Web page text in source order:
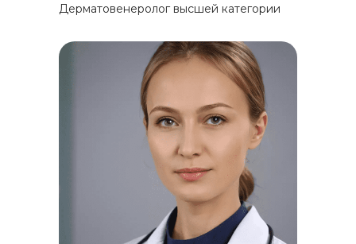
Дерматовенеролог высшей категории